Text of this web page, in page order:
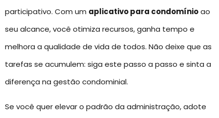
participativo. Com um aplicativo para condomínioao
seu alcance, você otimiza recursos, ganha tempo e
melhora a qualidade de vida de todos. Não deixe que as
tarefas se acumulem: siga este passo a passo e sinta a
diferença na gestão condominial.
Se você quer elevar o padrão da administração, adote